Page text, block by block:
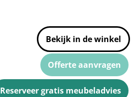
Bekijk in de winkel
Offerte aanvragen
Reserveer gratis meubeladvies